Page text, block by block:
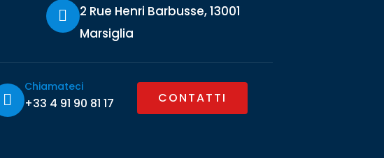
2 Rue Henri Barbusse, 13001
Marsiglia
Chiamateci
+33 4 91 90 81 17 CONTATTI